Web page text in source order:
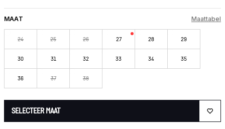
MAAT Maattabel
24 25 26 27 28 29
30 31 32 33 34 35
36 37 38
SELECTEER MAAT